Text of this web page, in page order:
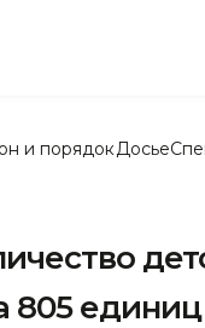
и порядок Досье
805